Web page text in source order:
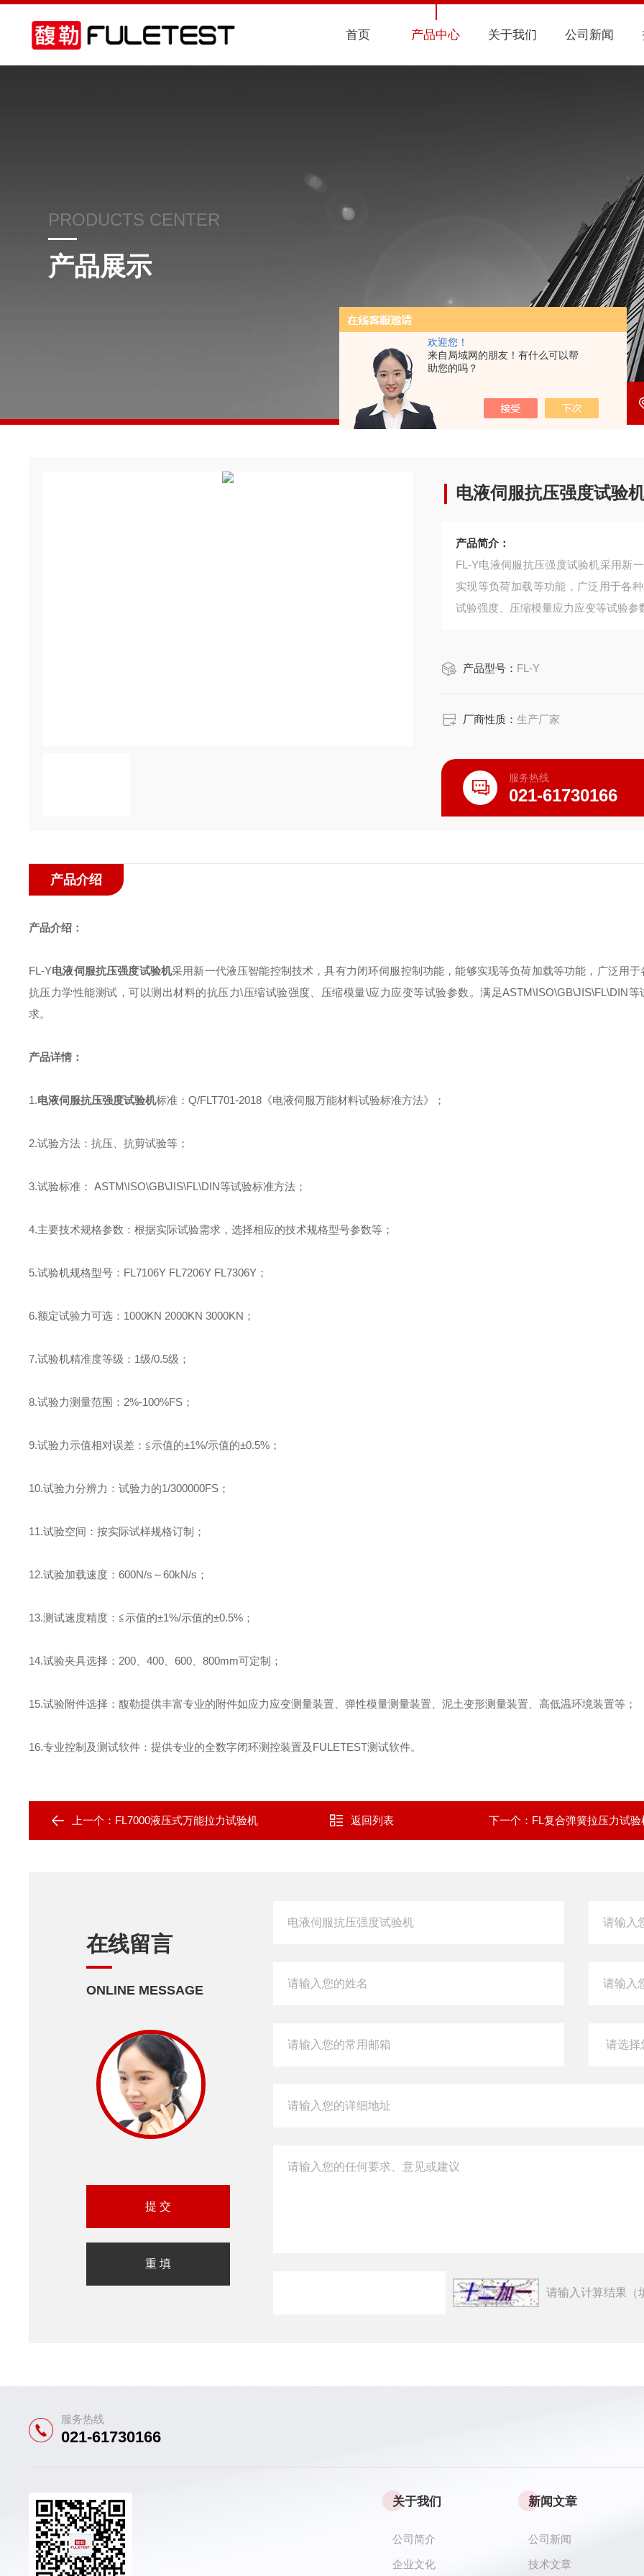
欢迎您！
来自局域网的朋友！有什么可以帮
助您的吗？
首页 产品中心 关于我们 公司新闻
PRODUCTS CENTER
产品展示
电液伺服抗压强度试验
产品简介：
FL-Y电液伺服抗压强度试验机采用新
实现等负荷加载等功能，广泛用于各
试验强度、压缩模量应力应变等试验参
产品型号： FL-Y
厂商性质：生产厂家
服务热线
021-61730166
产品介绍
产品介绍：
FL-Y电液伺服抗压强度试验机采用新一代液压智能控制技术，具有力闭环伺服控制功能，能够实现等负荷加载等功能，广泛用于
抗压力学性能测试 ，可以测出材料的抗压力\压缩试验强度、压缩模量\应力应变等试验参数。满足ASTM\ISO\GB\JIS\FL\DIN等
求。
产品详情：
1.电液伺服抗压强度试验机标准 ： Q/FLT701-2018 《电液伺服万能材料试验标准方法》 ；
2.试验方法 ： 抗压、抗剪试验等 ；
3.试验标准 ： ASTM\ISO\GB\JIS\FL\DIN等试验标准方法 ；
4.主要技术规格参数 ： 根据实际试验需求，选择相应的技术规格型号参数等 ；
5.试验机规格型号 ： FL7106Y FL7206Y FL7306Y ；
6.额定试验力可选 ： 1000KN 2000KN 3000KN ；
7.试验机精准度等级 ： 1级/0.5级 ；
8.试验力测量范围 ： 2%-100%FS ；
9.试验力示值相对误差 ： ≦示值的±1%/示值的±0.5% ；
10.试验力分辨力 ： 试验力的1/300000FS ；
11.试验空间 ： 按实际试样规格订制 ；
12.试验加载速度 ： 600N/s ～60kN/s ；
13.测试速度精度 ： ≦示值的±1%/示值的±0.5% ；
14.试验夹具选择 ： 200 400 600 800mm可定制 ；
15.试验附件选择 ： 馥勒提供丰富专业的附件如应力应变测量装置、弹性模量测量装置、泥土变形测量装置、高低温环境装置等 ；
16.专业控制及测试软件 ： 提供专业的全数字闭环测控装置及 FULETEST测试软件。
上一个： FL7000液压式万能拉力试验机 返回列表 下一个： FL复合弹簧拉压力试验
在线留言
ONLINE MESSAGE
请输入计算结果（
服务热线
021-61730166
关于我们
公司简介
企业文化
新闻文章
公司新闻
技术文章